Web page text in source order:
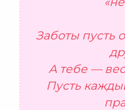
Заботы пусть
А тебе —
Пусть